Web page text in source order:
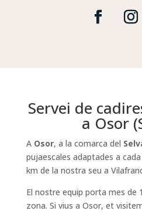
Servei de
a Osor
A Osor, a la comarca del
pujaescales adaptades a
km de la nostra seu a
El nostre equip porta mes de
zona. Si vius a Osor, et